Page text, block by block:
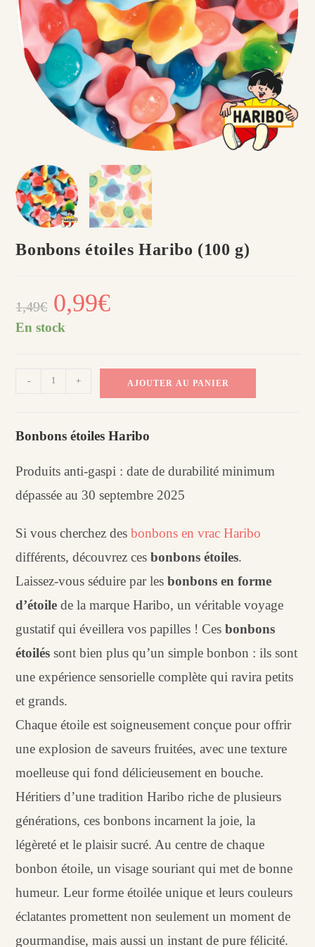
Bonbons étoiles Haribo (100 g)​
1,49€
Le
prix
initial
était :
1,49€.
0,99€actuel
En stock
étoiles
g)​
- + AJOUTER AU PANIER
Bonbons étoiles Haribo
Produits anti-gaspi : date de durabilité minimum
dépassée au 30 septembre 2025
Si vous cherchez desbonbons en vrac Haribo
différents, découvrez cesbonbons étoiles.
Laissez-vous séduire par lesbonbons en forme
d’étoile de la marque Haribo, un véritable voyage
gustatif qui éveillera vos papilles ! Cesbonbons
étoilés sont bien plus qu’un simple bonbon : ils sont
une expérience sensorielle complète qui ravira petits
et grands.
Chaque étoile est soigneusement conçue pour offrir
une explosion de saveurs fruitées, avec une texture
moelleuse qui fond délicieusement en bouche.
Héritiers d’une tradition Haribo riche de plusieurs
générations, ces bonbons incarnent la joie, la
légèreté et le plaisir sucré. Au centre de chaque
bonbon étoile, un visage souriant qui met de bonne
humeur. Leur forme étoilée unique et leurs couleurs
éclatantes promettent non seulement un moment de
gourmandise, mais aussi un instant de pure félicité.